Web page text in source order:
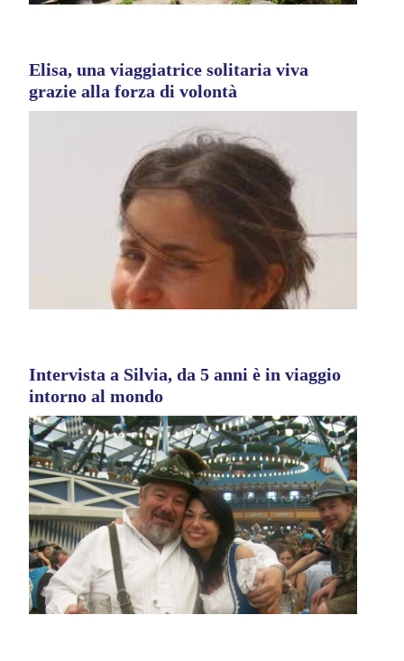
Elisa, una viaggiatrice solitaria viva
grazie alla forza di volontà
Intervista a Silvia, da 5 anni è in viaggio
intorno al mondo